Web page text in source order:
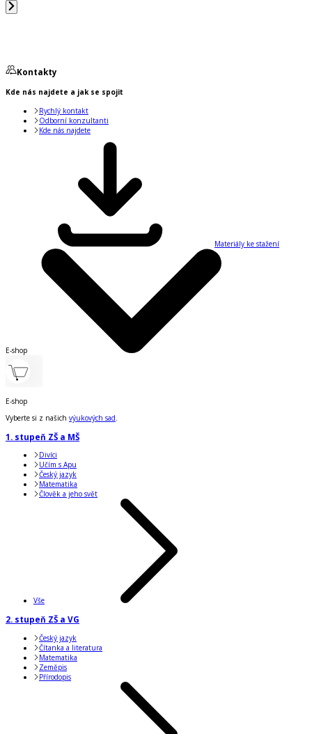
Kontakty
Kde nás najdete a jak se spojit
Rychlý kontakt
Odborní konzultanti
Kde nás najdete
Materiály ke stažení
E-shop
E-shop
Vyberte si z našich výukových sad.
1. stupeň ZŠ a MŠ
Divíci
Učím s Apu
Český jazyk
Matematika
Člověk a jeho svět
Vše
2. stupeň ZŠ a VG
Český jazyk
Čítanka a literatura
Matematika
Zeměpis
Přírodopis